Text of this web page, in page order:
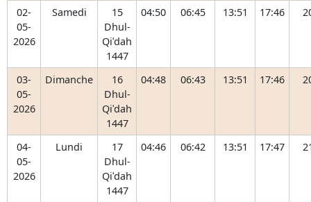
02-
05-
2026
Samedi
15
Dhul-
Qiʿdah
1447
04:50 06:45 13:51 17:46
03-
05-
2026
Dimanche
16
Dhul-
Qiʿdah
1447
04:48 06:43 13:51 17:46
04-
05-
2026
Lundi
17
Dhul-
Qiʿdah
1447
04:46 06:42 13:51 17:47